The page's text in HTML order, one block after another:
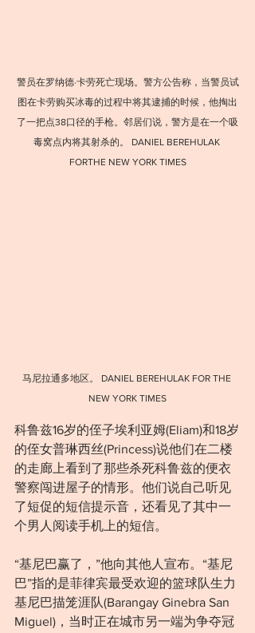
警员在罗纳德·卡劳死亡现场。警方公告称，当警员试
图在卡劳购买冰毒的过程中将其逮捕的时候，他掏出
了一把点38口径的手枪。邻居们说，警方是在⼀个吸
毒窝点内将其射杀的。 DANIEL BEREHULAK
FORTHE NEW YORK TIMES
马尼拉通多地区。 DANIEL BEREHULAK FOR THE
NEW YORK TIMES
科鲁兹16岁的侄子埃利亚姆(Eliam)和18岁
的侄女普琳西丝(Princess)说他们在二楼
的走廊上看到了那些杀死科鲁兹的便衣
警察闯进屋子的情形。他们说自己听见
了短促的短信提示音，还看见了其中一
个男人阅读手机上的短信。
“基尼巴赢了，”他向其他人宣布。“基尼
巴”指的是菲律宾最受欢迎的篮球队生力
基尼巴描笼涯队(Barangay Ginebra San
Miguel)，当时正在城市另一端为争夺冠